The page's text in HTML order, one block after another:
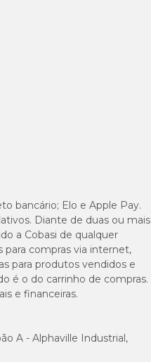
bancário; Elo e Apple Pay.
Diante de duas ou mais
a Cobasi de qualquer
para compras via internet,
para produtos vendidos e
é o do carrinho de compras.
e financeiras.
A - Alphaville Industrial,